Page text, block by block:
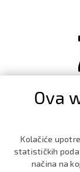
Ova
Kolačiće
statističkih
načina na